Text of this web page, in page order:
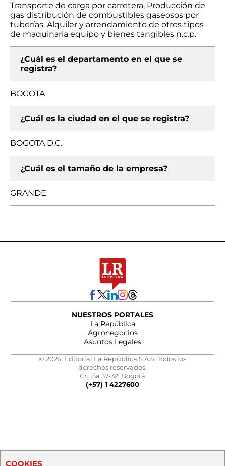
Transporte de carga por carretera, Producción de
gas distribución de combustibles gaseosos por
tuberías, Alquiler y arrendamiento de otros tipos
de maquinaria equipo y bienes tangibles n.c.p.
¿Cuál es el departamento en el que se
registra?
BOGOTA
¿Cuál es la ciudad en el que se registra?
BOGOTA D.C.
¿Cuál es el tamaño de la empresa?
GRANDE
NUESTROS PORTALES
La República
Agronegocios
Asuntos Legales
© 2026, Editorial La República S.A.S. Todos los
derechos reservados.
Cr. 13a 37-32, Bogotá
(+57) 1 4227600
COOKIES